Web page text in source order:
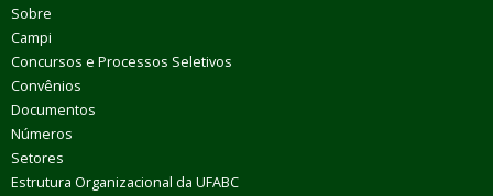
Sobre
Campi
Concursos e Processos Seletivos
Convênios
Documentos
Números
Setores
Estrutura Organizacional da UFABC